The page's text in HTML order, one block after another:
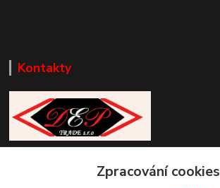
Kontakty
+420 777 085 857Zpracování cookies